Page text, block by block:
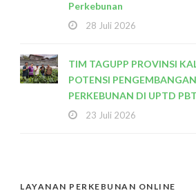
Perkebunan
28 Juli 2026
TIM TAGUPP PROVINSI
POTENSI
PERKEBUNAN DI UPTD
23 Juli 2026
LAYANAN PERKEBUNAN ONLINE